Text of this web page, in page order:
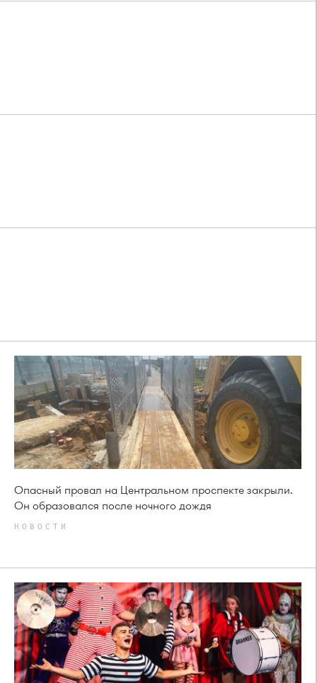
Опасный провал на Центральном проспекте закрыли.
Он образовался после ночного дождя
НОВОСТИ